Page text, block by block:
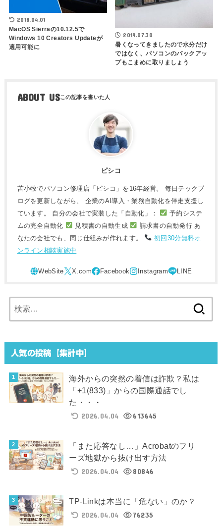
2018.04.01
MacOS Sierraの10.12.5で
Windows 10 Creators Updateが
適用可能に
2019.07.30
暑くなってきましたので水分だけ
ではなく、パソコンのバックアッ
プもこまめに取りましょう
ABOUT US
ピシコ
苫小牧でパソコン修理店「ピシコ」を16年経営。 毎日テックブ
ログを更新しながら、 企業のAI導入・業務自動化を伴走支援し
ています。 自分の会社で実装した「自動化」：
予約システ
ムの完全自動化
見積書の自動生成
請求書の自動発行 あ
なたの会社でも、同じ仕組みが作れます。
初回30分無料オ
ンライン相談実施中
索:
人気の投稿【集計中】
海外からの突然の着信は詐欺？私は
「+1(833)」からの国際通話でし
た・・・
2026.04.04
613645
「また応答なし…」Acrobatのフリ
ーズ地獄から抜け出す方法
2026.04.04
80846
TP-Linkは本当に「危ない」のか？
2026.04.04
76235